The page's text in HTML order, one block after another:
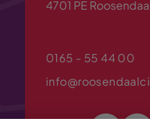
4701 PE
0165 - 55 44 00